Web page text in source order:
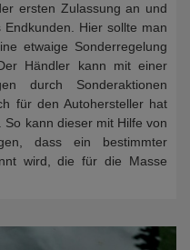
ersten Zulassung an und
Hier sollte man
etwaige Sonderregelung
Händler kann mit einer
durch Sonderaktionen
für den Autohersteller hat
So kann dieser mit Hilfe von
dass ein bestimmter
wird, die für die Masse